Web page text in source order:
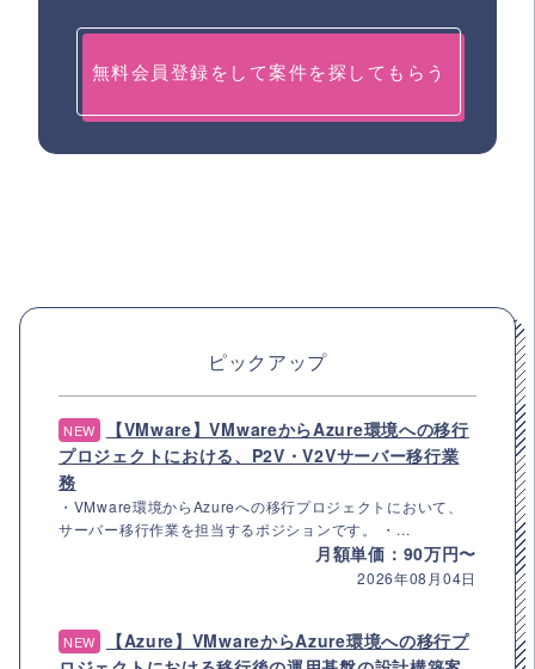
無料会員登録をして案件を探してもらう
ピックアップ
NEW
【VMware】VMwareからAzure環境への移行
プロジェクトにおける、P2V・V2Vサーバー移行業
務
・VMware環境からAzureへの移行プロジェクトにおいて、
サーバー移行作業を担当するポジションです。 ・...
月額単価：90万円〜
2026年08月04日
NEW
【Azure】VMwareからAzure環境への移行プ